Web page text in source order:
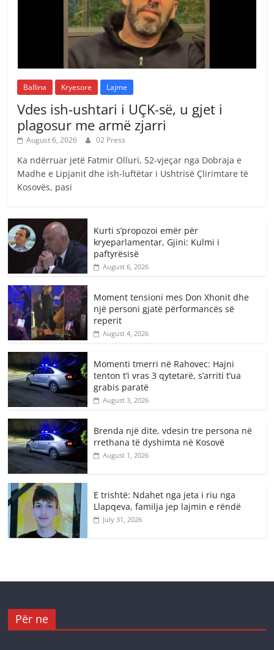
Ballina Kryesore Lajme
Vdes ish-ushtari i UÇK-së, u gjet i
plagosur me armë zjarri
August 6, 2026 02 Press
Ka ndërruar jetë Fatmir Olluri, 52-vjeçar nga Dobraja e
Madhe e Lipjanit dhe ish-luftëtar i Ushtrisë Çlirimtare të
Kosovës, pasi
Kurti s’propozoi emër për
kryeparlamentar, Gjini: Kulmi i
paftyrësisë
August 6, 2026
Moment tensioni mes Don Xhonit dhe
një personi gjatë përformancës së
reperit
August 4, 2026
Momenti tmerri në Rahovec: Hajni
tenton t’i vras 3 qytetarë, s’arriti t’ua
grabis paratë
August 3, 2026
Brenda një dite, vdesin tre persona në
rrethana të dyshimta në Kosovë
August 1, 2026
E trishtë: Ndahet nga jeta i riu nga
Llapqeva, familja jep lajmin e rëndë
July 31, 2026
Për ne